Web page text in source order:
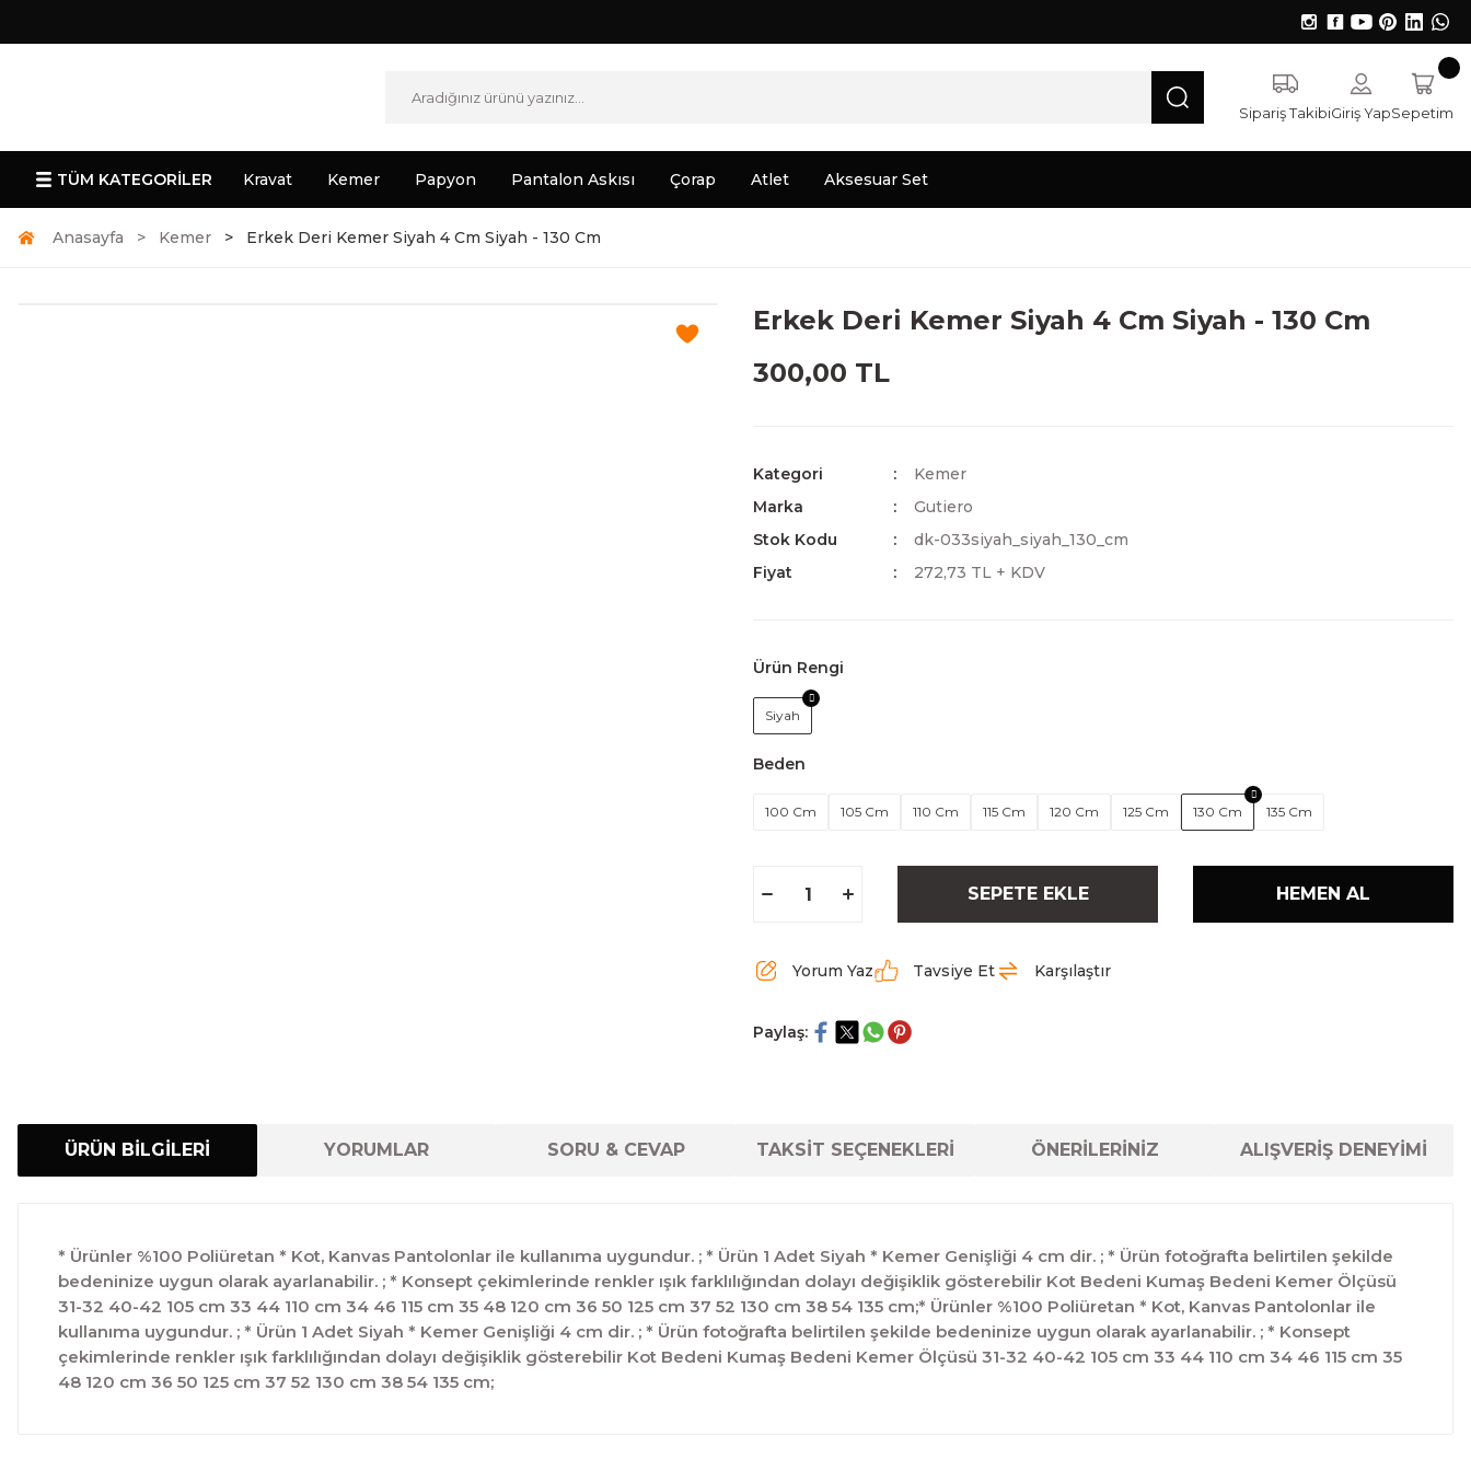
Sipariş TakibiGiriş YapSepetim
TÜM KATEGORİLER Kravat Kemer Papyon Pantalon Askısı Çorap Atlet Aksesuar Set
Anasayfa Kemer Erkek Deri Kemer Siyah 4 Cm Siyah - 130 Cm
Erkek Deri Kemer Siyah 4 Cm Siyah - 130 Cm
300,00 TL
Kategori
Kemer
Marka
Gutiero
Stok Kodu
dk-033siyah_siyah_130_cm
Fiyat
272,73 TL + KDV
Ürün Rengi
Siyah
Beden
100 Cm 105 Cm 110 Cm 115 Cm 120 Cm 125 Cm 130 Cm 135 Cm
SEPETE EKLE HEMEN AL
Yorum Yaz Tavsiye Et Karşılaştır
Paylaş:
ÜRÜN BİLGİLERİ YORUMLAR SORU & CEVAP TAKSİT SEÇENEKLERİ ÖNERİLERİNİZ ALIŞVERİŞ DENEYİMİ
* Ürünler %100 Poliüretan * Kot, Kanvas Pantolonlar ile kullanıma uygundur. ; * Ürün 1 Adet Siyah * Kemer Genişliği 4 cm dir. ; * Ürün fotoğrafta belirtilen şekilde
bedeninize uygun olarak ayarlanabilir. ; * Konsept çekimlerinde renkler ışık farklılığından dolayı değişiklik gösterebilir Kot Bedeni Kumaş Bedeni Kemer Ölçüsü
31-32 40-42 105 cm 33 44 110 cm 34 46 115 cm 35 48 120 cm 36 50 125 cm 37 52 130 cm 38 54 135 cm;* Ürünler %100 Poliüretan * Kot, Kanvas Pantolonlar ile
kullanıma uygundur. ; * Ürün 1 Adet Siyah * Kemer Genişliği 4 cm dir. ; * Ürün fotoğrafta belirtilen şekilde bedeninize uygun olarak ayarlanabilir. ; * Konsept
çekimlerinde renkler ışık farklılığından dolayı değişiklik gösterebilir Kot Bedeni Kumaş Bedeni Kemer Ölçüsü 31-32 40-42 105 cm 33 44 110 cm 34 46 115 cm 35
48 120 cm 36 50 125 cm 37 52 130 cm 38 54 135 cm;